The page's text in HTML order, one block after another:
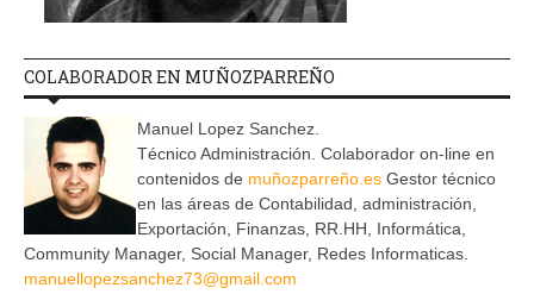
COLABORADOR EN MUÑOZPARREÑO
Manuel Lopez Sanchez.
Técnico Administración. Colaborador on-line en
contenidos de muñozparreño.es Gestor técnico
en las áreas de Contabilidad, administración,
Exportación, Finanzas, RR.HH, Informática,
Community Manager, Social Manager, Redes Informaticas.
manuellopezsanchez73@gmail.com